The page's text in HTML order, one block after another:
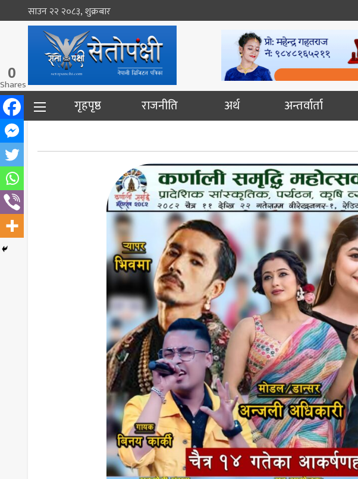
साउन २२ २०८३, शुक्रबार
गृहपृष्ठ राजनीति अर्थ अन्तर्वार्ता
0
Shares